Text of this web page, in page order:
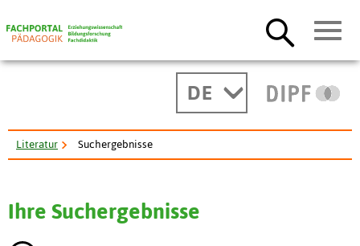
DE
Literatur Suchergebnisse
Ihre Suchergebnisse